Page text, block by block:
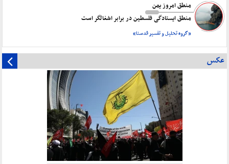
منطق امروز یمن
منطق ایستادگی فلسطین در برابر اشغالگر است
«گروه تحلیل و تفسیر قدسنا»
عکس